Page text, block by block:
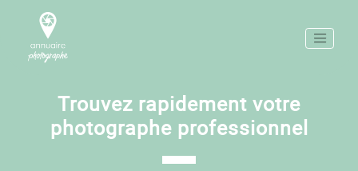
Trouvez rapidement votre
photographe professionnel